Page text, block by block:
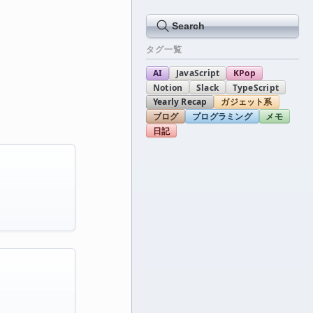
Search
タグ一覧
AI JavaScript
KPop
Notion
Slack
TypeScript
Yearly Recap
ガジェット系
ブログ
プログラミング
メモ
日記